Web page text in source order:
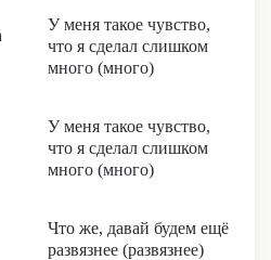
У меня такое чувство,
что я сделал слишком
много (много)
У меня такое чувство,
что я сделал слишком
много (много)
Что же, давай будем ещё
развязнее (развязнее)